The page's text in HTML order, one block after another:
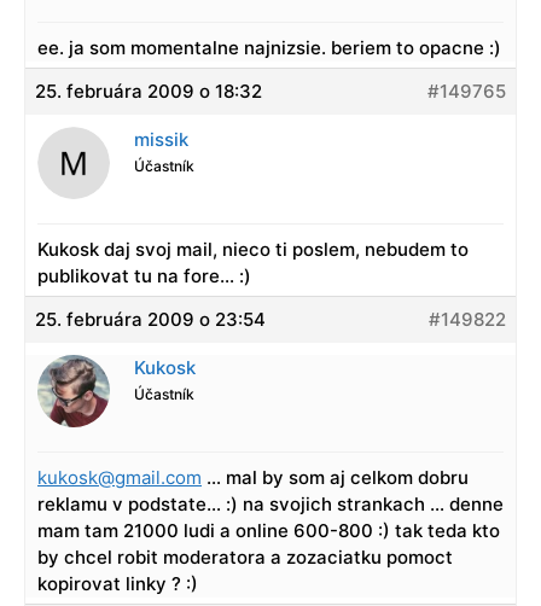
ee. ja som momentalne najnizsie. beriem to opacne :)
25. februára 2009 o 18:32
#149765
missik
Účastník
Kukosk daj svoj mail, nieco ti poslem, nebudem to
publikovat tu na fore… :)
25. februára 2009 o 23:54
#149822
Kukosk
Účastník
kukosk@gmail.com … mal by som aj celkom dobru
reklamu v podstate… :) na svojich strankach … denne
mam tam 21000 ludi a online 600-800 :) tak teda kto
by chcel robit moderatora a zozaciatku pomoct
kopirovat linky ? :)